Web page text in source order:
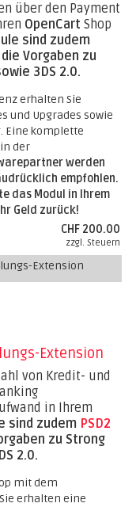
über den Payment
OpenCart Shop
sind zudem
Vorgaben zu
3DS 2.0.
erhalten Sie
und Upgrades sowie
Eine komplette
der
werden
empfohlen.
das Modul in Ihrem
Geld zurück!
CHF 200.00
zzgl. Steuern
Extension
Extension
von Kredit- und
in Ihrem
sind zudem PSD2
zu Strong
2.0.
mit dem
erhalten eine